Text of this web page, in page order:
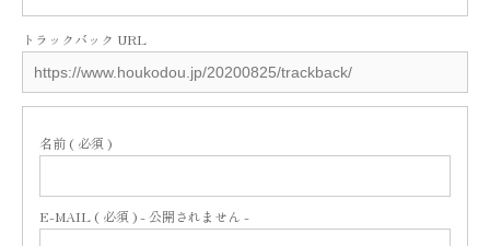
トラックバック URL
名前 ( 必須 )
E-MAIL ( 必須 ) - 公開されません -